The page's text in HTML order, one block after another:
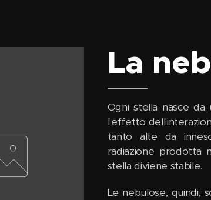
La
Ogni stella nasce
l'effetto
tanto alte da
radiazione prodotta
stella diviene stabile.
Le nebulose, quindi,